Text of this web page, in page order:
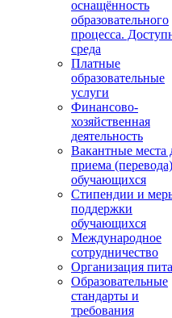
оснащённость
образовательного
процесса.
среда
Платные
образовательные
услуги
Финансово-
хозяйственная
деятельность
Вакантные места
приема (перевода)
обучающихся
Стипендии и
поддержки
обучающихся
Международное
сотрудничество
Организация
Образовательные
стандарты и
требования